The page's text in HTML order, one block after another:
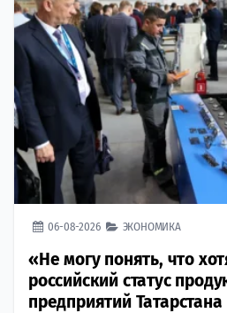
06-08-2026 ЭКОНОМИКА
«Не могу понять, что
российский статус
предприятий Татарстана